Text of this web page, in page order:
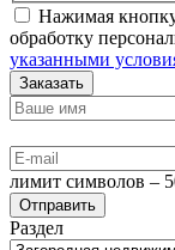
Нажимая кнопку
обработку
указанными
Заказать
лимит символов –
Раздел